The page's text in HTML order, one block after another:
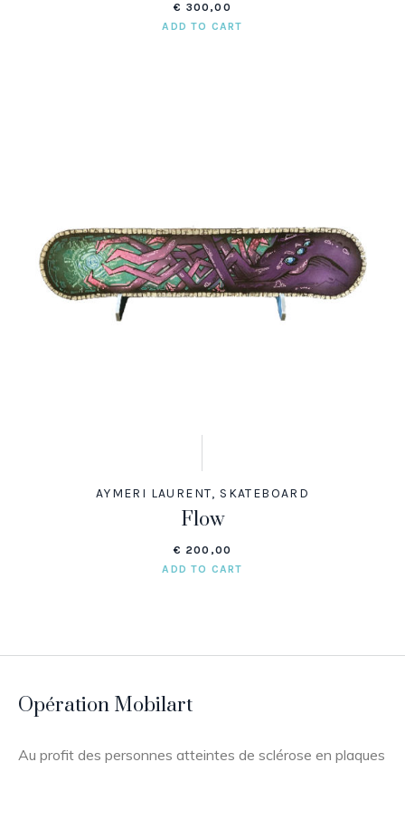
€ 300,00
ADD TO CART
AYMERI LAURENT, SKATEBOARD
Flow
€ 200,00
ADD TO CART
Opération Mobilart
Au profit des personnes atteintes de sclérose en plaques